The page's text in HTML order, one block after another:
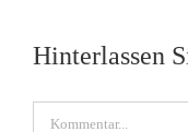
Hinterlassen
Kommentar